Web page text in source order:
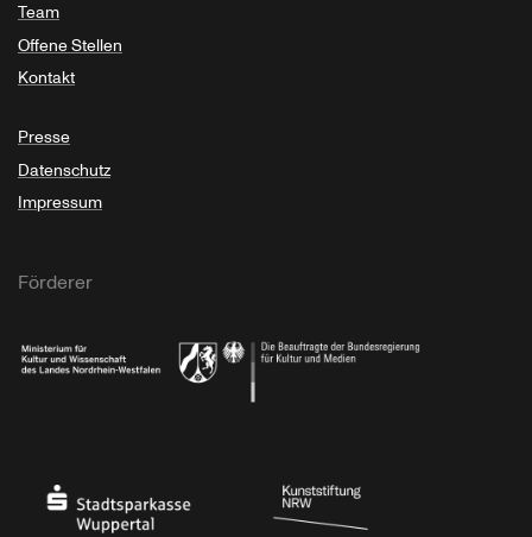
Team
Offene Stellen
Kontakt
Presse
Datenschutz
Impressum
Förderer